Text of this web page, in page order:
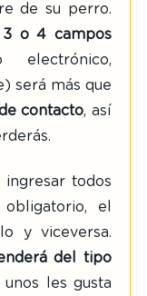
de su perro.
o 4 campos
electrónico,
será más que
contacto, así
ingresar todos
el
y viceversa.
del tipo
unos les gusta